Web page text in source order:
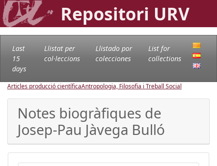
Repositori URV
Last
15
days
Llistat per
col·leccions
Llistado por
colecciones
List for
collections
Articles producció científicaAntropologia, Filosofia i Treball Social
Notes biogràfiques de
Josep-Pau Jàvega Bulló